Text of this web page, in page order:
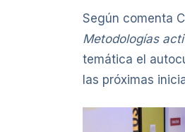
Según comenta
Metodologías
temática el
las próximas